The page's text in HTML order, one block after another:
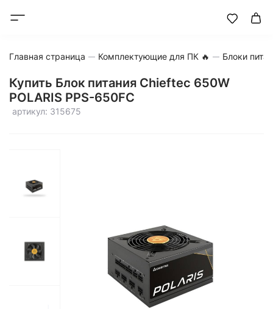
Главная страница Комплектующие для ПК 🔥 Блоки
Купить Блок питания Chieftec 650W
POLARIS PPS-650FC
артикул: 315675